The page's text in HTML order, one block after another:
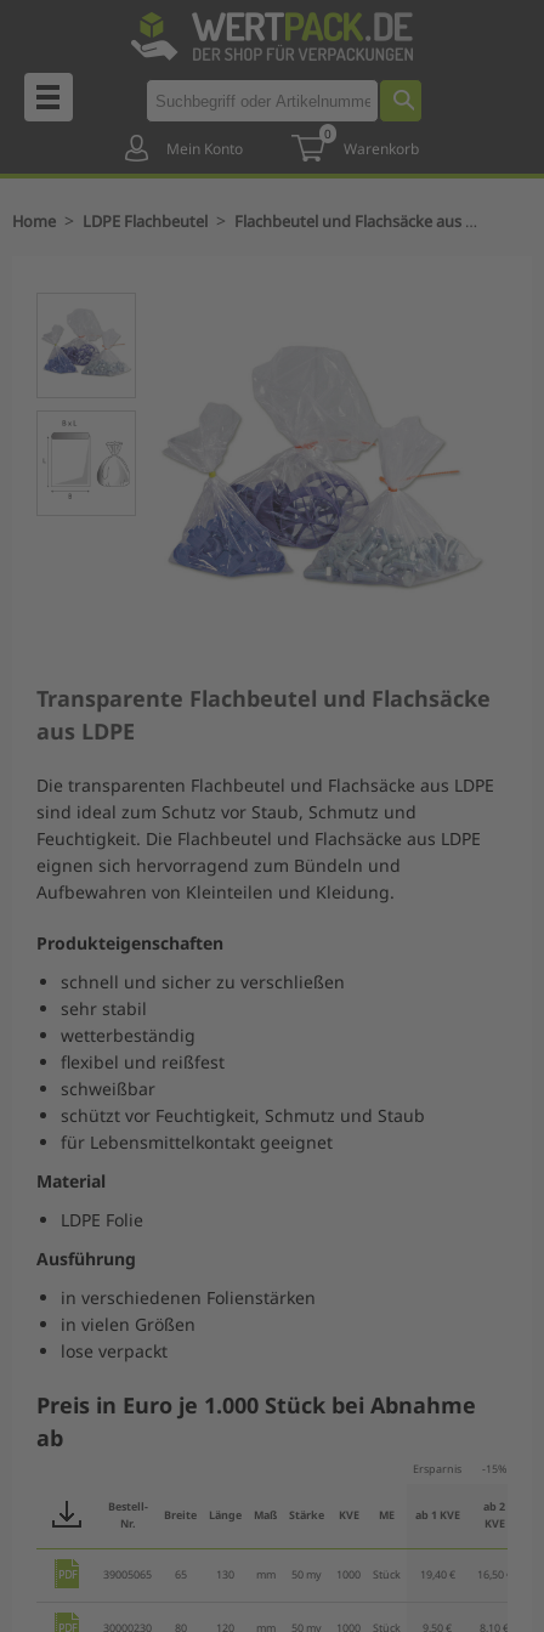
Mein Konto
0
Warenkorb
Home > LDPE Flachbeutel > Flachbeutel und Flachsäcke aus LDPE
Transparente Flachbeutel und Flachsäcke
aus LDPE
Die transparenten Flachbeutel und Flachsäcke aus LDPE
sind ideal zum Schutz vor Staub, Schmutz und
Feuchtigkeit. Die Flachbeutel und Flachsäcke aus LDPE
eignen sich hervorragend zum Bündeln und
Aufbewahren von Kleinteilen und Kleidung.
Produkteigenschaften
schnell und sicher zu verschließen
sehr stabil
wetterbeständig
flexibel und reißfest
schweißbar
schützt vor Feuchtigkeit, Schmutz und Staub
für Lebensmittelkontakt geeignet
Material
LDPE Folie
Ausführung
in verschiedenen Folienstärken
in vielen Größen
lose verpackt
Preis in Euro je 1.000 Stück bei Abnahme
ab
Ersparnis -15%
Bestell-
Nr.
Breite Länge Maß Stärke KVE ME ab 1 KVE
ab 2
KVE
39005065 65 130 mm 50 my 1000 Stück 19,40 € 16,50 €
30000230 80 120 mm 50 my 1000 Stück 9,50 € 8,10 €